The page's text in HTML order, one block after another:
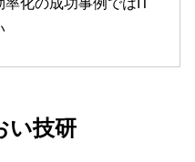
い技研